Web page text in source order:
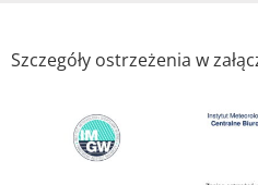
Szczegóły ostrzeżenia w